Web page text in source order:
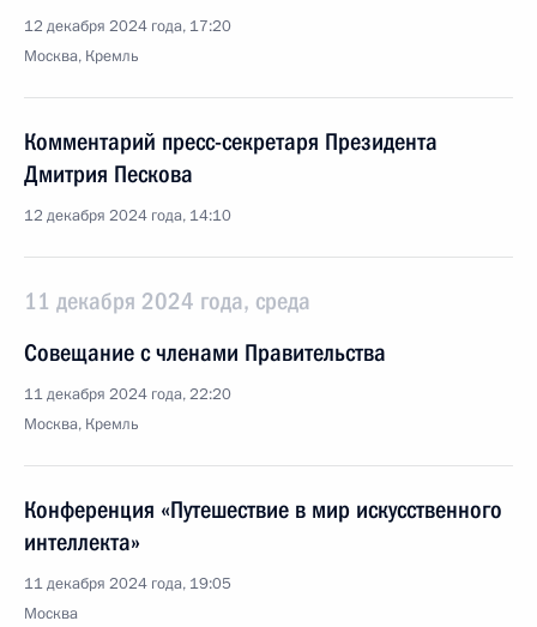
12 декабря 2024 года, 17:20
Москва, Кремль
Комментарий пресс-секретаря Президента
Дмитрия Пескова
12 декабря 2024 года, 14:10
11 декабря 2024 года, среда
Совещание с членами Правительства
11 декабря 2024 года, 22:20
Москва, Кремль
Конференция «Путешествие в мир искусственного
интеллекта»
11 декабря 2024 года, 19:05
Москва